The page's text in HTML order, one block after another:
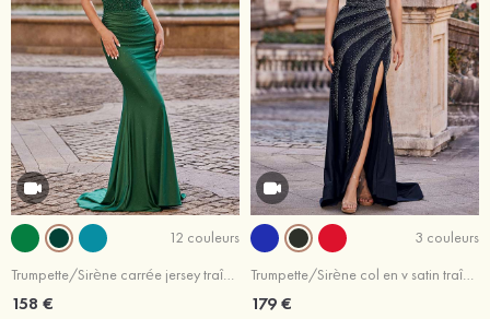
12 couleurs
Trumpette/Sirène carrée jersey traîne balayage robe de bal
158 €
3 couleurs
Trumpette/Sirène col en v satin traîne balayage robe de bal
179 €